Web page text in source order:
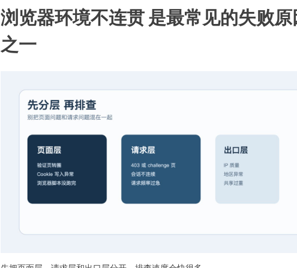
浏览器环境不连贯 是最常见的失败原
之一